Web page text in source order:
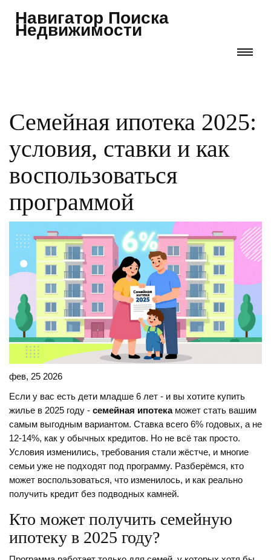
Навигатор Поиска
Недвижимости
Семейная ипотека 2025:
условия, ставки и как
воспользоваться
программой
фев, 25 2026
Если у вас есть дети младше 6 лет - и вы хотите купить
жилье в 2025 году - семейная ипотекаможет стать вашим
самым выгодным вариантом. Ставка всего 6% годовых, а не
12-14%, как у обычных кредитов. Но не всё так просто.
Условия изменились, требования стали жёстче, и многие
семьи уже не подходят под программу. Разберёмся, кто
может воспользоваться, что изменилось, и как реально
получить кредит без подводных камней.
Кто может получить семейную
ипотеку в 2025 году?